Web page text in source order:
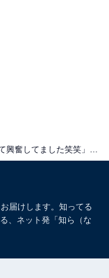
届けします。知ってる
、ネット発「知ら（な